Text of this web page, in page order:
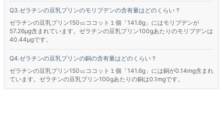
ゼラチンの豆乳プリンのモリブデンの含有量はどのくらい？
ゼラチンの豆乳プリン150㏄ココット１個「141.6g」にはモリブデンが
57.26μg含まれています。ゼラチンの豆乳プリン100gあたりのモリブデンは
40.44μgです。
ゼラチンの豆乳プリンの銅の含有量はどのくらい？
ゼラチンの豆乳プリン150㏄ココット１個「141.6g」には銅が0.14mg含まれ
ています。ゼラチンの豆乳プリン100gあたりの銅は0.1mgです。